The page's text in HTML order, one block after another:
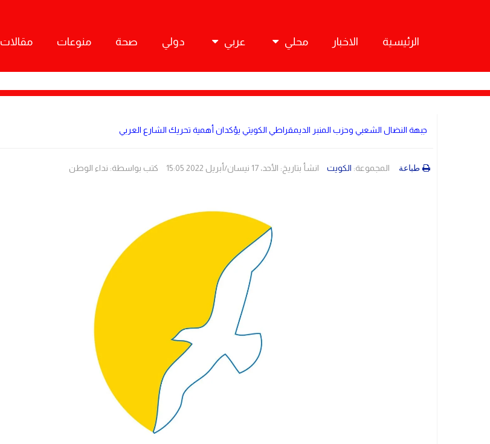
الرئيسية الاخبار محلي عربي دولي صحة منوعات مقالات
جبهة النضال الشعبي وحزب المنبر الديمقراطي الكويتي يؤكدان أهمية تحريك الشارع العربي
المجموعة: الكويت انشأ بتاريخ: الأحد، 17 نيسان/أبريل 2022 15:05 كتب بواسطة: نداء الوطن طباعة